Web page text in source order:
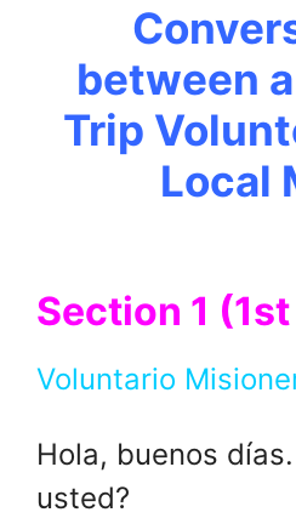
between a
Trip
Local
Section 1
Voluntario
Hola, buenos
usted?